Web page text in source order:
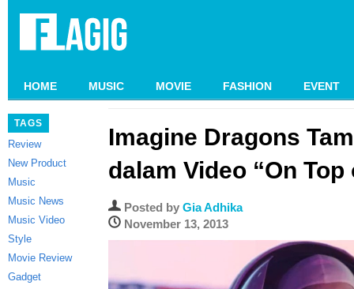
HOME MUSIC MOVIE FASHION EVENT
TAGS
Review
New Product
Music
Music News
Music Video
Style
Movie Review
Gadget
Imagine Dragons
dalam Video “On Top
Posted by Gia Adhika
November 13, 2013